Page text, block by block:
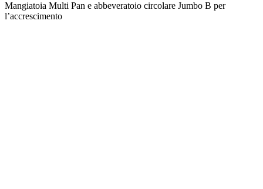
Mangiatoia Multi Pan e abbeveratoio circolare Jumbo B per
l’accrescimento